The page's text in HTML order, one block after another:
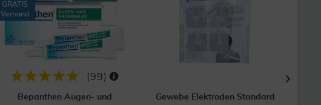
GRATIS
Versand
(99)
Bepanthen Augen- und
Gewebe Elektroden Standard